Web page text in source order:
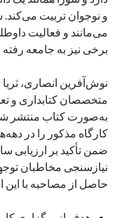
و نوجوان تربیت
می‌مانند و فعالیت
برخی نیز به جامعه
نوش‌آفرین انصاری،
متخصصان کتابداری و
به‌صورت کتاب منتشر
کارگاه مذکور را در
ضمن تأکید بر ارزیابی
نیازسنجی مخاطبان
حاصل از مصاحبه با این